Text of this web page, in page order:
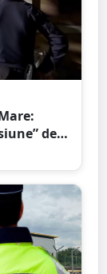
de